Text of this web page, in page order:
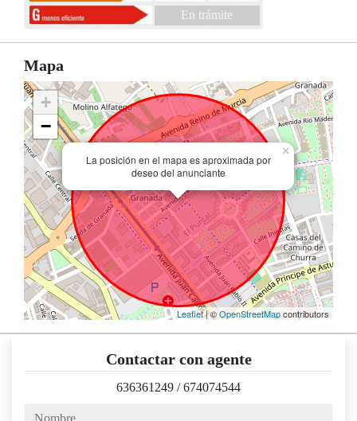
En trámite
Mapa
La posición en el mapa es aproximada por
deseo del anunciante
×
+
−
Leaflet| ©OpenStreetMapcontributors
Contactar con agente
636361249 /674074544
nombre